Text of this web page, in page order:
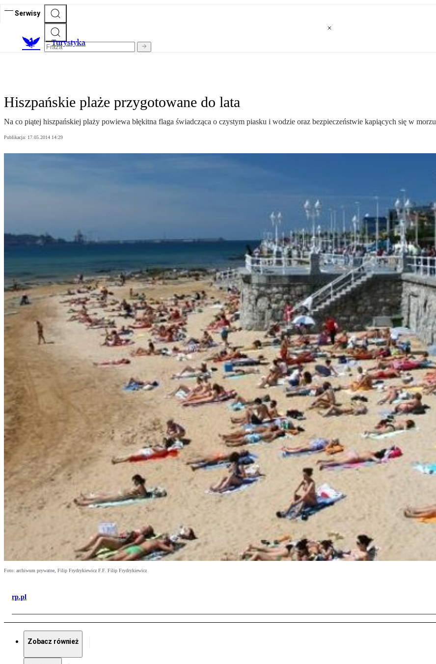
Serwisy
Turystyka
Hiszpańskie plaże przygotowane do lata
Na co piątej hiszpańskiej plaży powiewa błękitna flaga świadcząca o czystym piasku i wodzie oraz bezpieczeństwie kapiących się w morzu
Publikacja: 17.05.2014 14:29
Foto: archiwum prywatne, Filip Frydrykiewicz F.F. Filip Frydrykiewicz
rp.pl
Zobacz również